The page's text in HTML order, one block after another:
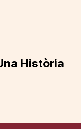
Història